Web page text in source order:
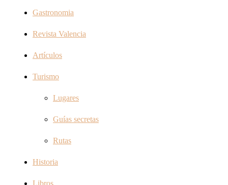
Gastronomia
Revista Valencia
Artículos
Turismo
Lugares
Guías secretas
Rutas
Historia
Libros